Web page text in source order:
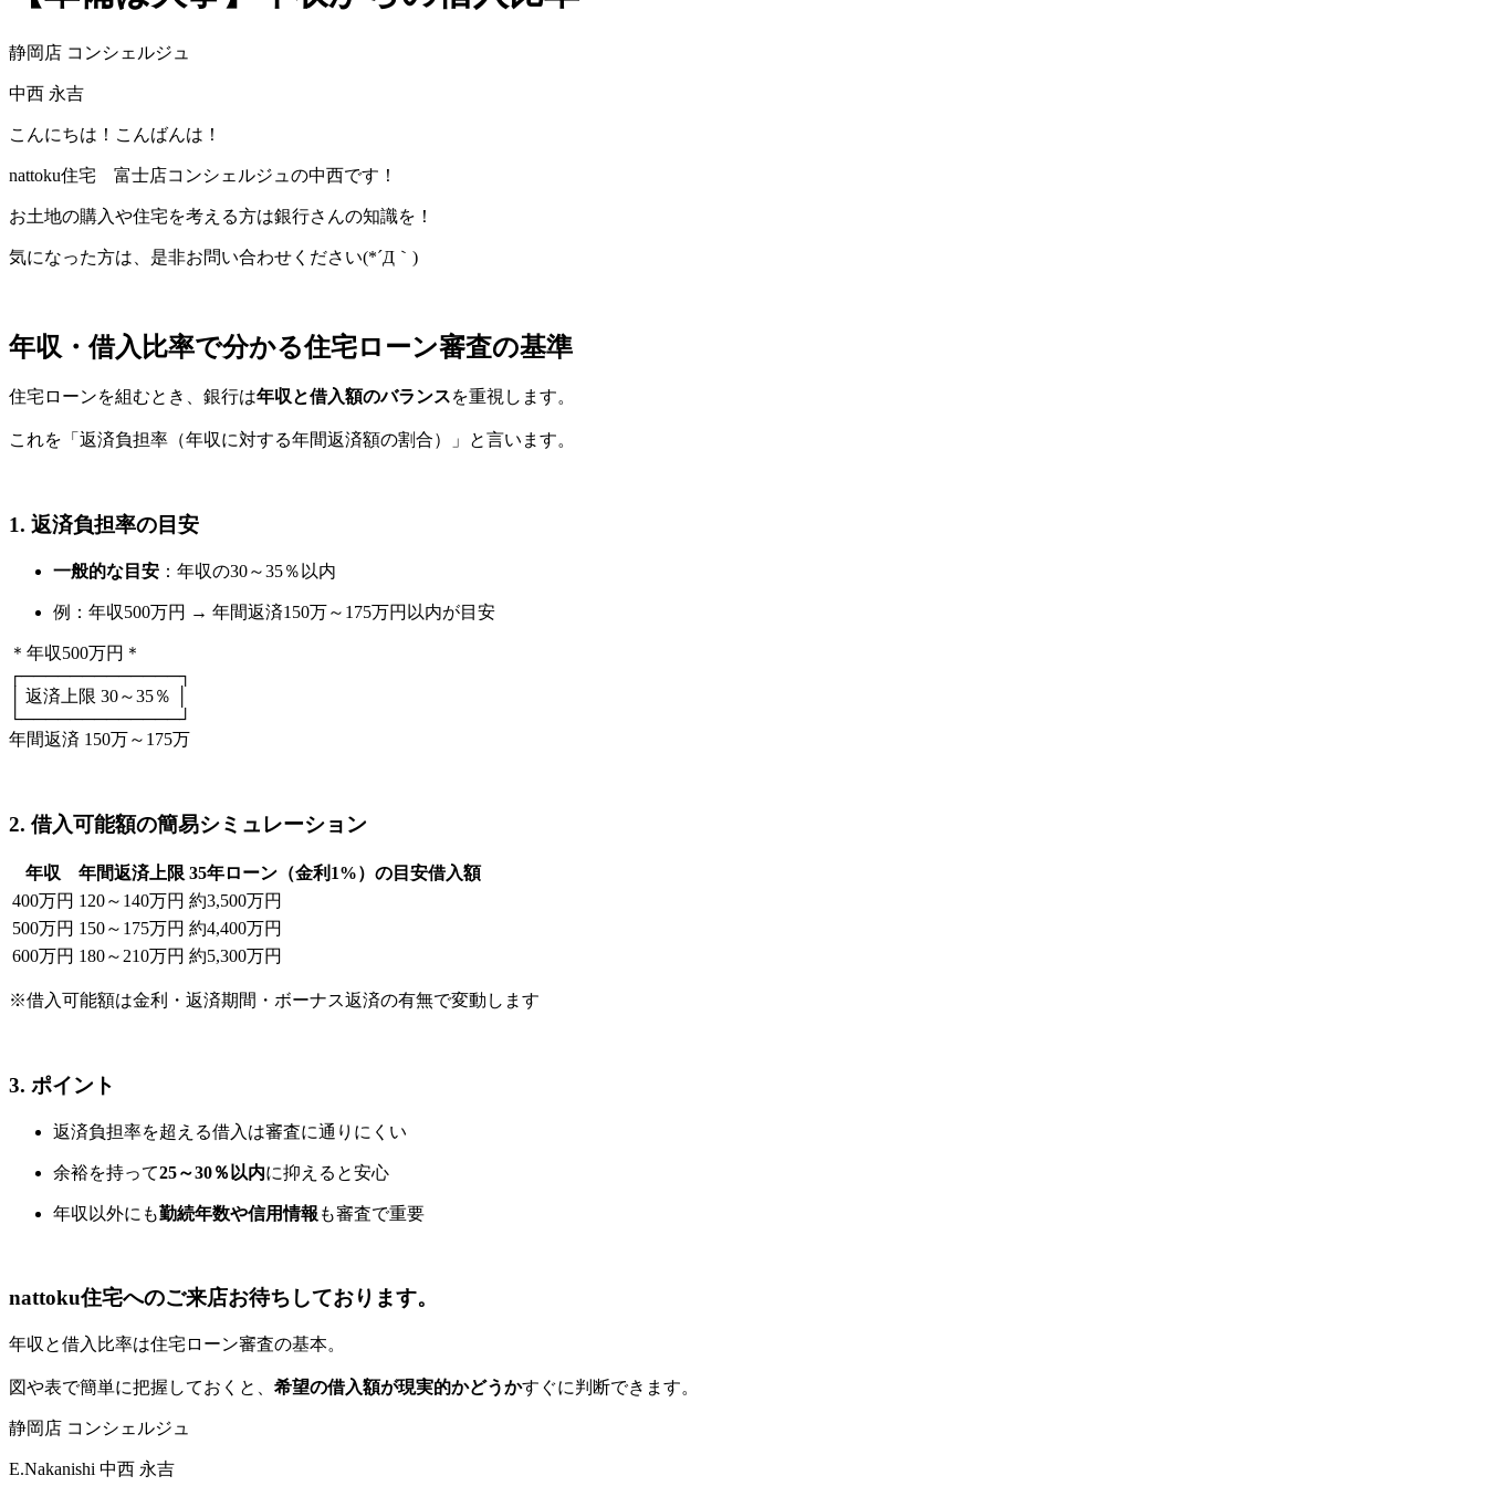
静岡店 コンシェルジュ
中西 永吉
こんにちは！こんばんは！
nattoku住宅 富士店コンシェルジュの中西です！
お土地の購入や住宅を考える方は銀行さんの知識を！
気になった方は、是非お問い合わせください(*´Д｀)
年収・借入比率で分かる住宅ローン審査の基準
住宅ローンを組むとき、銀行は年収と借入額のバランスを重視します。
これを「返済負担率（年収に対する年間返済額の割合）」と言います。
1. 返済負担率の目安
一般的な目安 ：年収の30～35％以内
例：年収500万円 → 年間返済150万～175万円以内が目安
＊年収500万円＊
┌─────────────┐
│ 返済上限 30～35％ │
└─────────────┘
年間返済 150万～175万
2. 借入可能額の簡易シミュレーション
年収 年間返済上限 35年ローン（金利1%）の目安借入額
400万円 120～140万円 約3,500万円
500万円 150～175万円 約4,400万円
600万円 180～210万円 約5,300万円
※借入可能額は金利・返済期間・ボーナス返済の有無で変動します
3. ポイント
返済負担率を超える借入は審査に通りにくい
余裕を持って25～30％以内に抑えると安心
年収以外にも勤続年数や信用情報 も審査で重要
nattoku住宅へのご来店お待ちしております。
年収と借入比率は住宅ローン審査の基本。
図や表で簡単に把握しておくと、 希望の借入額が現実的かどうかすぐに判断できます。
静岡店 コンシェルジュ
E.Nakanishi 中西 永吉